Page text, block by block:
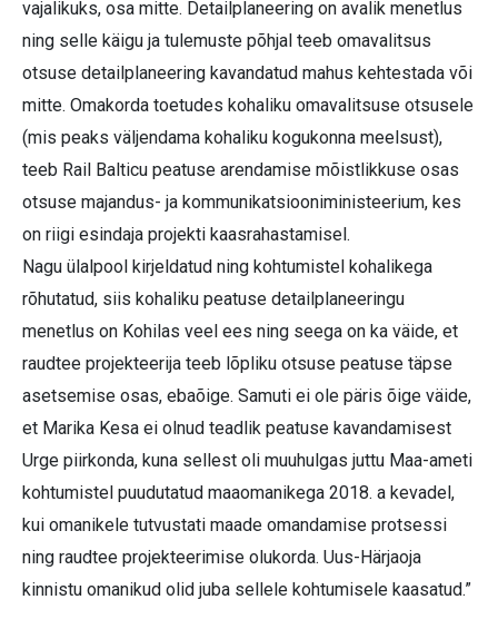
vajalikuks, osa mitte. Detailplaneering on avalik menetlus
ning selle käigu ja tulemuste põhjal teeb omavalitsus
otsuse detailplaneering kavandatud mahus kehtestada või
mitte. Omakorda toetudes kohaliku omavalitsuse otsusele
(mis peaks väljendama kohaliku kogukonna meelsust),
teeb Rail Balticu peatuse arendamise mõistlikkuse osas
otsuse majandus- ja kommunikatsiooniministeerium, kes
on riigi esindaja projekti kaasrahastamisel.
Nagu ülalpool kirjeldatud ning kohtumistel kohalikega
rõhutatud, siis kohaliku peatuse detailplaneeringu
menetlus on Kohilas veel ees ning seega on ka väide, et
raudtee projekteerija teeb lõpliku otsuse peatuse täpse
asetsemise osas, ebaõige. Samuti ei ole päris õige väide,
et Marika Kesa ei olnud teadlik peatuse kavandamisest
Urge piirkonda, kuna sellest oli muuhulgas juttu Maa-ameti
kohtumistel puudutatud maaomanikega 2018. a kevadel,
kui omanikele tutvustati maade omandamise protsessi
ning raudtee projekteerimise olukorda. Uus-Härjaoja
kinnistu omanikud olid juba sellele kohtumisele kaasatud.”